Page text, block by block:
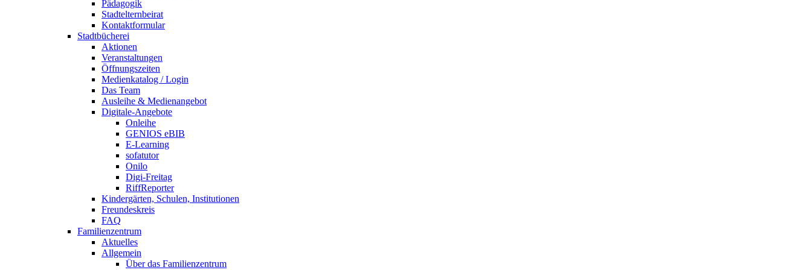
Pädagogik
Stadtelternbeirat
Kontaktformular
Stadtbücherei
Aktionen
Veranstaltungen
Öffnungszeiten
Medienkatalog / Login
Das Team
Ausleihe & Medienangebot
Digitale-Angebote
Onleihe
GENIOS eBIB
E-Learning
sofatutor
Onilo
Digi-Freitag
RiffReporter
Kindergärten, Schulen, Institutionen
Freundeskreis
FAQ
Familienzentrum
Aktuelles
Allgemein
Über das Familienzentrum